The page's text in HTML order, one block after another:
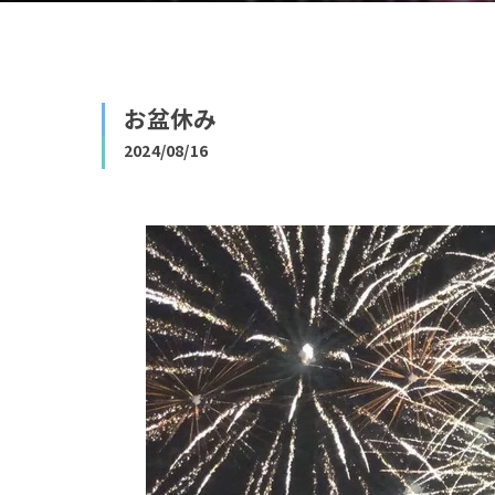
お盆休み
2024/08/16